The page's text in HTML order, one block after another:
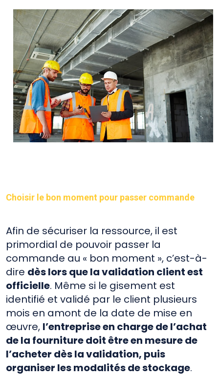
Choisir le bon moment pour passer commande
Afin de sécuriser la ressource, il est
primordial de pouvoir passer la
commande au « bon moment », c’est-à-
dire dès lors que la validation client est
officielle. Même si le gisement est
identifié et validé par le client plusieurs
mois en amont de la date de mise en
œuvre, l’entreprise en charge de l’achat
de la fourniture doit être en mesure de
l’acheter dès la validation, puis
organiser les modalités de stockage.